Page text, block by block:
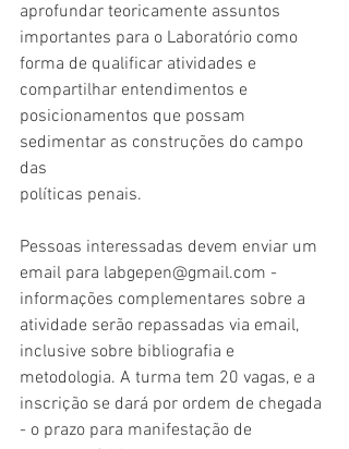
aprofundar teoricamente assuntos
importantes para o Laboratório como
forma de qualificar atividades e
compartilhar entendimentos e
posicionamentos que possam
sedimentar as construções do campo
das
políticas penais.
Pessoas interessadas devem enviar um
email para labgepen@gmail.com -
informações complementares sobre a
atividade serão repassadas via email,
inclusive sobre bibliografia e
metodologia. A turma tem 20 vagas, e a
inscrição se dará por ordem de chegada
- o prazo para manifestação de